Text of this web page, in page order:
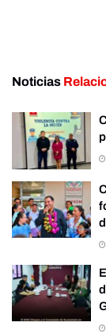
Noticias